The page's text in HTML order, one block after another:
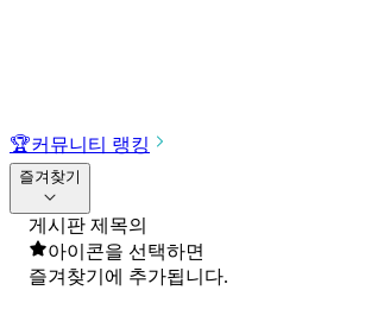
🏆커뮤니티 랭킹
즐겨찾기
게시판 제목의
아이콘을 선택하면
즐겨찾기에 추가됩니다.